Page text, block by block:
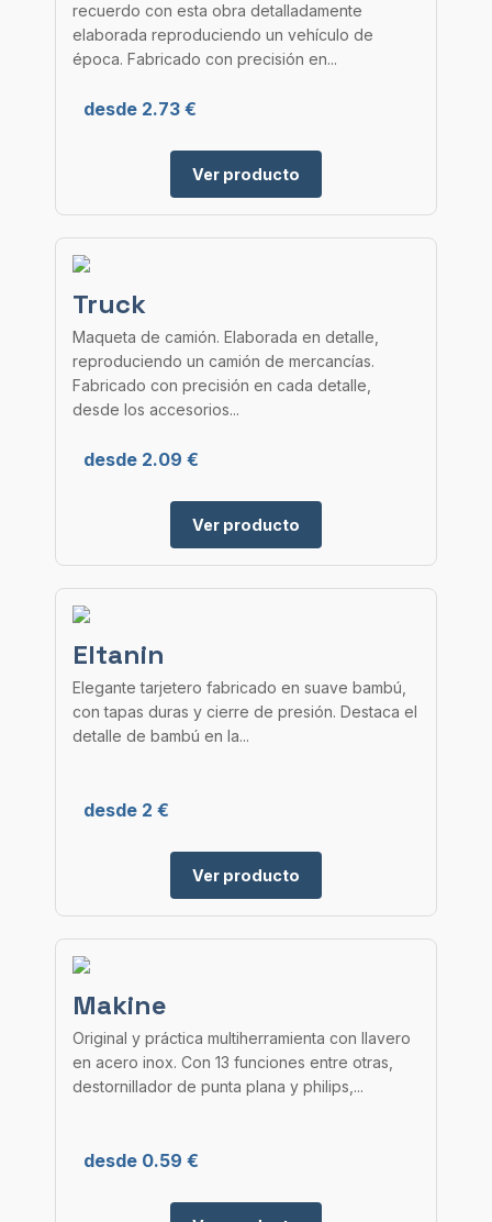
recuerdo con esta obra detalladamente
elaborada reproduciendo un vehículo de
época. Fabricado con precisión en...
desde 2.73 €
Ver producto
Truck
Maqueta de camión. Elaborada en detalle,
reproduciendo un camión de mercancías.
Fabricado con precisión en cada detalle,
desde los accesorios...
desde 2.09 €
Ver producto
Eltanin
Elegante tarjetero fabricado en suave bambú,
con tapas duras y cierre de presión. Destaca el
detalle de bambú en la...
desde 2 €
Ver producto
Makine
Original y práctica multiherramienta con llavero
en acero inox. Con 13 funciones entre otras,
destornillador de punta plana y philips,...
desde 0.59 €